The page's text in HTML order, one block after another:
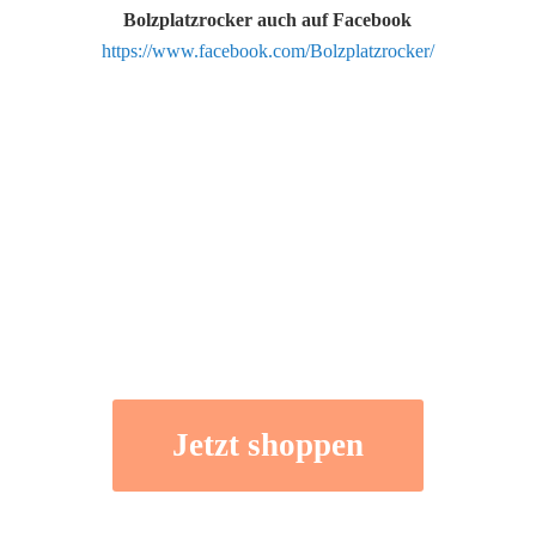
Bolzplatzrocker auch auf Facebook
https://www.facebook.com/Bolzplatzrocker/
Jetzt shoppen